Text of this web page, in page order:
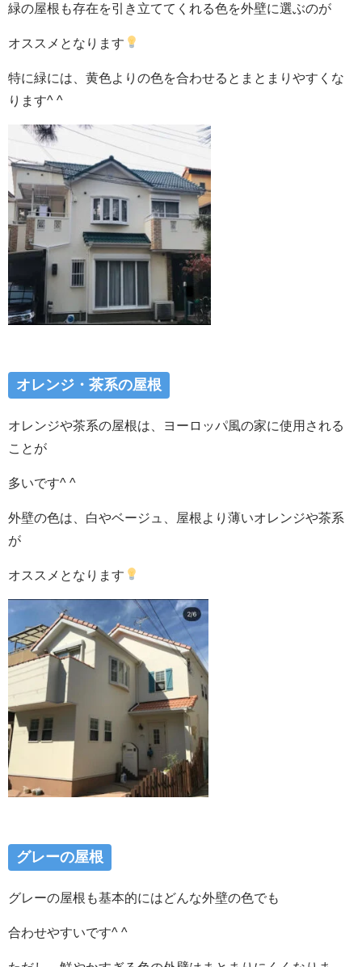
緑の屋根も存在を引き立ててくれる色を外壁に選ぶのが
オススメとなります
特に緑には、黄色よりの色を合わせるとまとまりやすくな
ります^ ^
オレンジ・茶系の屋根
オレンジや茶系の屋根は、ヨーロッパ風の家に使用される
ことが
多いです^ ^
外壁の色は、白やベージュ、屋根より薄いオレンジや茶系
が
オススメとなります
グレーの屋根
グレーの屋根も基本的にはどんな外壁の色でも
合わせやすいです^ ^